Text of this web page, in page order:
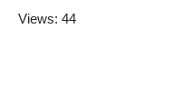
Views: 44